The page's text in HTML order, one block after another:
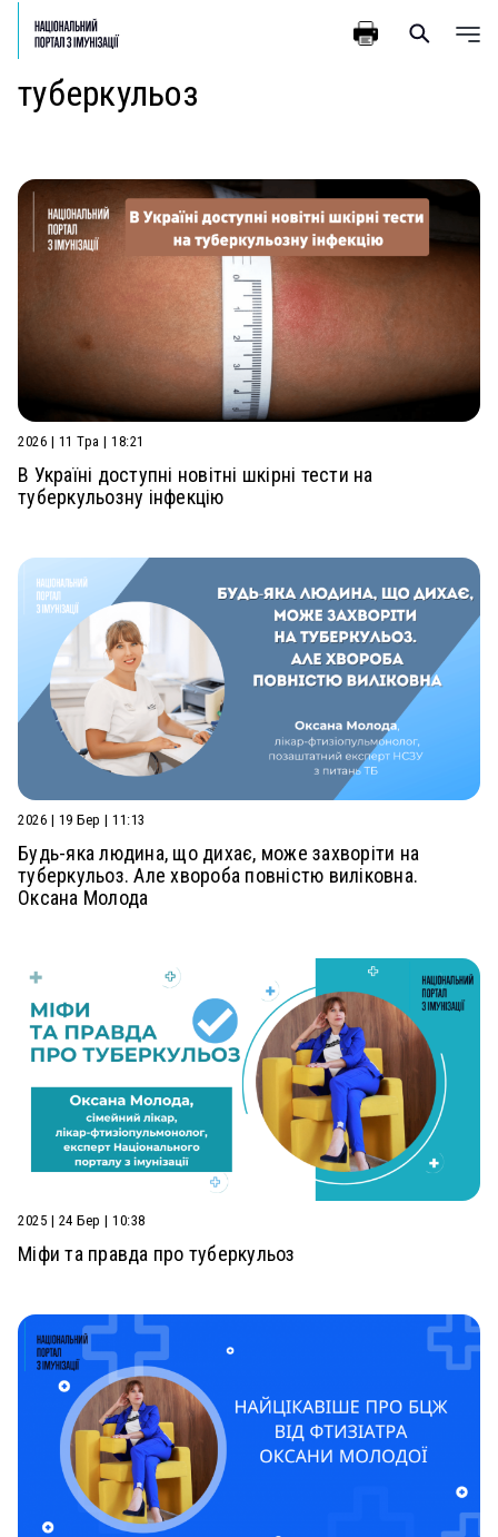
туберкульоз
2026 | 11 Тра | 18:21
В Україні доступні новітні шкірні тести на
туберкульозну інфекцію
2026 | 19 Бер | 11:13
Будь-яка людина, що дихає, може захворіти на
туберкульоз. Але хвороба повністю виліковна.
Оксана Молода
2025 | 24 Бер | 10:38
Міфи та правда про туберкульоз